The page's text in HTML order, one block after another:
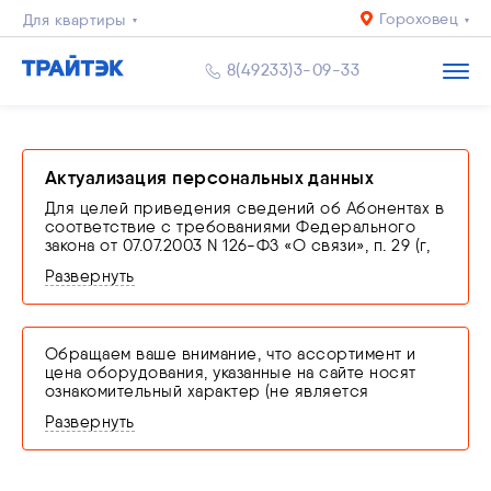
Для квартиры
Бизнесу
Гороховец
8(49233)3-09-33
Актуализация персональных данных
Для целей приведения сведений об Абонентах в
соответствие с требованиями Федерального
закона от 07.07.2003 N 126-ФЗ «О связи», п. 29 (г,
связи, утвержденных Постановлением
Правительства РФ от 31.12.2021 N 2607
договоре об оказании услуг связи путем
представления оператору связи оригинала
документа, удостоверяющего личность.
В случае невыполнения абонентом обязанности
по подтверждению сведений или
предоставления недостоверных сведений,
Развернуть
Обращаем ваше внимание, что ассортимент и
цена оборудования, указанные на сайте носят
ознакомительный характер (не является
оборудования просим уточнять в офисе, по
телефону или в чате.
Развернуть